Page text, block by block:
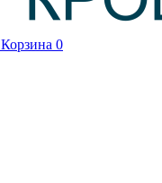
Корзина 0